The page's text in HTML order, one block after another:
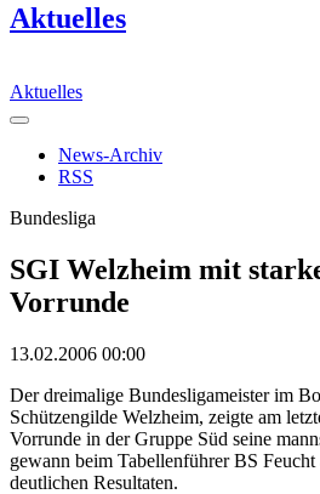
Aktuelles
Aktuelles
News-Archiv
RSS
Bundesliga
SGI Welzheim mit
Vorrunde
13.02.2006 00:00
Der dreimalige Bundesligameister im
Schützengilde Welzheim, zeigte am
Vorrunde in der Gruppe Süd seine
gewann beim Tabellenführer BS
deutlichen Resultaten.